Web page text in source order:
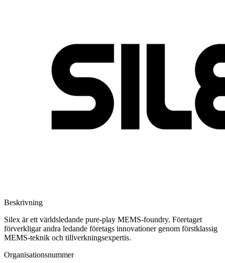
Beskrivning
Silex är ett världsledande pure-play MEMS-foundry. Företaget
förverkligar andra ledande företags innovationer genom förstklassig
MEMS-teknik och tillverkningsexpertis.
Organisationsnummer